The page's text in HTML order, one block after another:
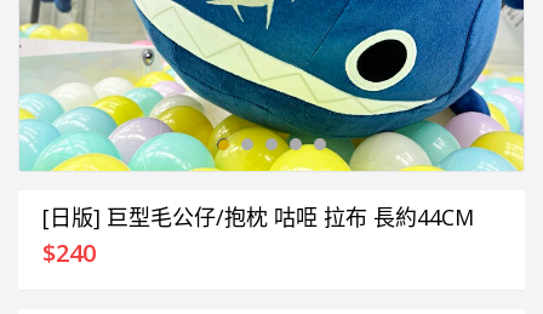
[日版] 巨型毛公仔/抱枕 咕𠱸 拉布 長約44CM
$240